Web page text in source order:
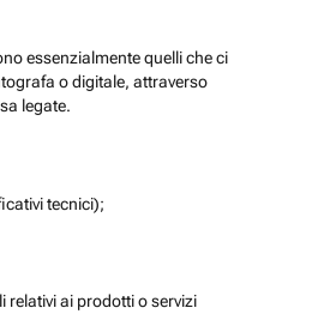
essenzialmente quelli che ci
o digitale, attraverso
legate.
tecnici);
relativi ai prodotti o servizi